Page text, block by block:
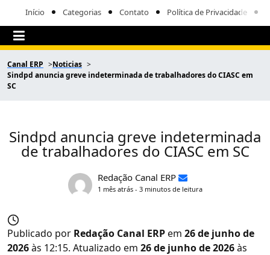
Início Categorias Contato Política de Privacidade
Canal ERP
Noticias
Sindpd anuncia greve indeterminada de trabalhadores do CIASC em
SC
Sindpd anuncia greve indeterminada
de trabalhadores do CIASC em SC
Redação Canal ERP
1 mês atrás - 3 minutos de leitura
Publicado por Redação Canal ERPem 26 de junho de
2026às 12:15. Atualizado em 26 de junho de 2026às